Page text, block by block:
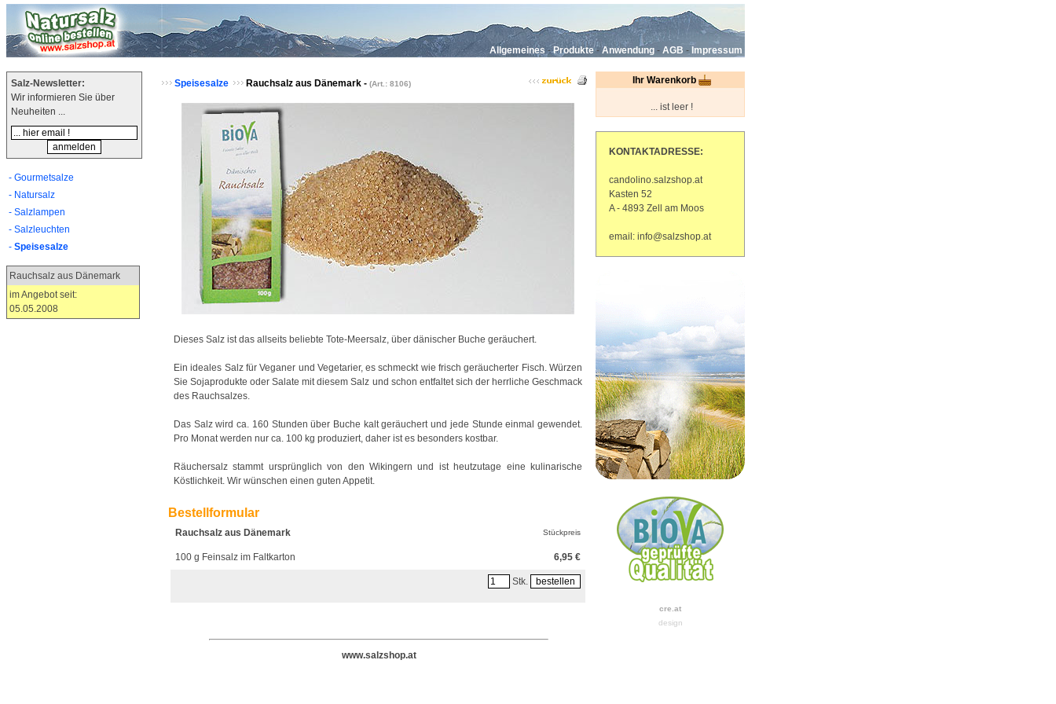
Allgemeines-Produkte- Anwendung - AGB - Impressum
Salz-Newsletter:
Wir informieren Sie über
Neuheiten ...
- Gourmetsalze
- Natursalz
- Salzlampen
- Salzleuchten
- Speisesalze
Rauchsalz aus Dänemark
im Angebot seit:
05.05.2008
Speisesalze Rauchsalz aus Dänemark - (Art.: 8106)
Dieses Salz ist das allseits beliebte Tote-Meersalz, über dänischer Buche geräuchert.
Ein ideales Salz für Veganer und Vegetarier, es schmeckt wie frisch geräucherter Fisch. Würzen
Sie Sojaprodukte oder Salate mit diesem Salz und schon entfaltet sich der herrliche Geschmack
des Rauchsalzes.
Das Salz wird ca. 160 Stunden über Buche kalt geräuchert und jede Stunde einmal gewendet.
Pro Monat werden nur ca. 100 kg produziert, daher ist es besonders kostbar.
Räuchersalz stammt ursprünglich von den Wikingern und ist heutzutage eine kulinarische
Köstlichkeit. Wir wünschen einen guten Appetit.
Bestellformular
Rauchsalz aus Dänemark Stückpreis
100 g Feinsalz im Faltkarton 6,95 €
Stk.
www.salzshop.at
Ihr Warenkorb
... ist leer !
KONTAKTADRESSE:
candolino.salzshop.at
Kasten 52
A - 4893 Zell am Moos
email: info@salzshop.at
cre.at
design